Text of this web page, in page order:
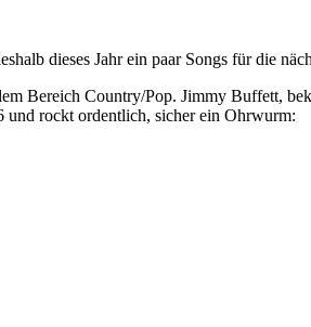
dieses Jahr ein paar Songs für die
Bereich Country/Pop. Jimmy Buffett,
und rockt ordentlich, sicher ein Ohrwurm: